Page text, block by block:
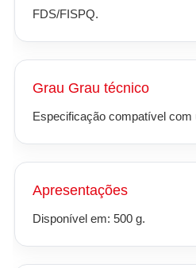
FDS/FISPQ.
Grau Grau técnico
Especificação compatível com
Apresentações
Disponível em: 500 g.